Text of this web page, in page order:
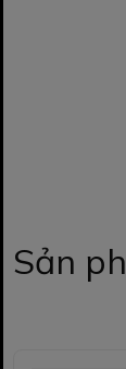
Sản